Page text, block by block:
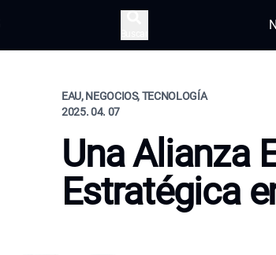
EAU, NEGOCIOS, TECNOLOGÍA
2025. 04. 07
Una Alianza
Estratégica